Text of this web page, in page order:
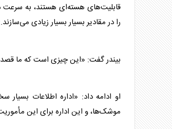
قابلیت‌های هسته‌ای هستند، به
را در مقادیر بسیار بسیار زیادی
بیندر گفت: «این چیزی است که ما قصد
او ادامه داد: «اداره اطلاعات
موشک‌ها، و این اداره برای این